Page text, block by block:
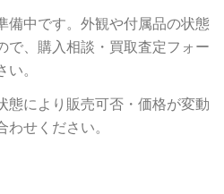
備中です。外観や付属品の状態
で、購入相談・買取査定フォー
。
態により販売可否・価格が変動
せください。